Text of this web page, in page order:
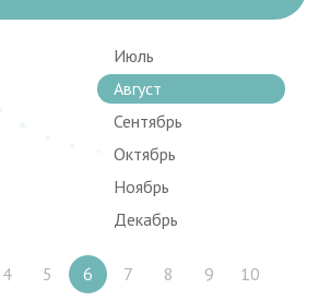
Июль
Август
Сентябрь
Октябрь
Ноябрь
Декабрь
4 5 6 7 8 9
10